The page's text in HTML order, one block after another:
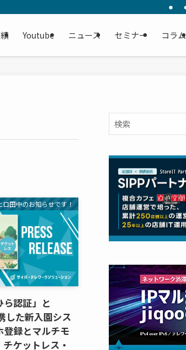
Youtube ニュース セミナー コラム
ロ田中のお知らせです！
ら認証」と
した新入園シス
登録とマルチモ
ケットレス・